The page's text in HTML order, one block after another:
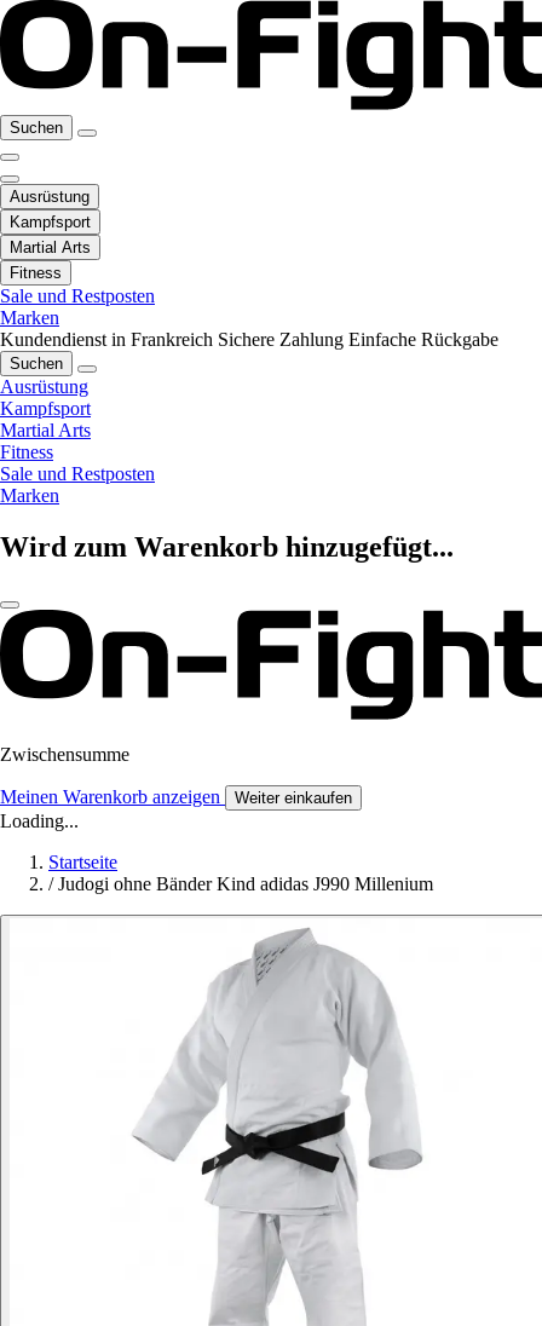
Suchen
Ausrüstung
Kampfsport
Martial Arts
Fitness
Sale und Restposten
Marken
Kundendienst in Frankreich Sichere Zahlung Einfache Rückgabe
Suchen
Ausrüstung
Kampfsport
Martial Arts
Fitness
Sale und Restposten
Marken
Wird zum Warenkorb hinzugefügt...
Zwischensumme
Meinen Warenkorb anzeigen Weiter einkaufen
Loading...
Startseite
/ Judogi ohne Bänder Kind adidas J990 Millenium